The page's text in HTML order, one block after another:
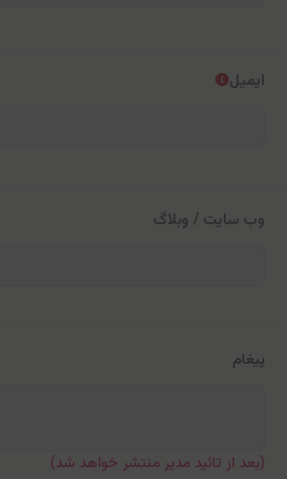
ایمیل
وب سایت / وبلاگ
پیغام
(بعد از تائید مدیر منتشر خواهد شد)